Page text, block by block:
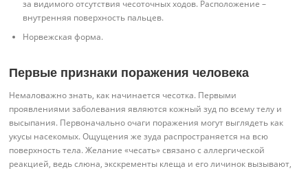
за видимого отсутствия чесоточных ходов. Расположение –
внутренняя поверхность пальцев.
Норвежская форма.
Первые признаки поражения человека
Немаловажно знать, как начинается чесотка. Первыми
проявлениями заболевания являются кожный зуд по всему телу и
высыпания. Первоначально очаги поражения могут выглядеть как
укусы насекомых. Ощущения же зуда распространяется на всю
поверхность тела. Желание «чесать» связано с аллергической
реакцией, ведь слюна, экскременты клеща и его личинок вызывают,